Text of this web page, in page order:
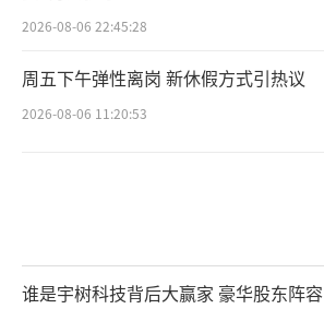
2026-08-06 22:45:28
周五下午弹性离岗 新休假方式引热议
2026-08-06 11:20:53
谁是宇树科技背后大赢家 豪华股东阵容